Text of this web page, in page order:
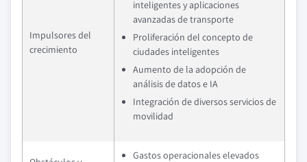
Impulsores del
crecimiento
inteligentes y aplicaciones
avanzadas de transporte
Proliferación del concepto de
ciudades inteligentes
Aumento de la adopción de
análisis de datos e IA
Integración de diversos servicios de
movilidad
Gastos operacionales elevados